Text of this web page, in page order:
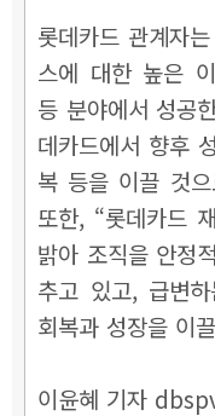
롯데카드 관계자
스에 대한 높은
등 분야에서 성공
데카드에서 향후
복 등을 이끌 것
또한, “롯데카드
밝아 조직을 안정
추고 있고, 급변
회복과 성장을 이
이윤혜 기자